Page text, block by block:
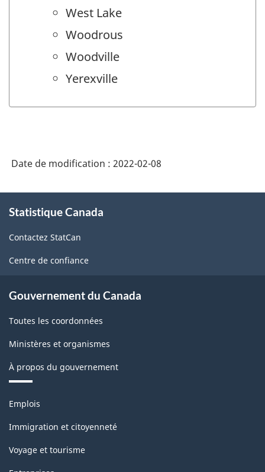
West Lake
Woodrous
Woodville
Yerexville
Date de modification : 2022-02-08
propos
ce
site
Statistique Canada
Contactez StatCan
Centre de confiance
Gouvernement du Canada
Toutes les coordonnées
Ministères et organismes
À propos du gouvernement
Thèmes
sujets
Emplois
Immigration et citoyenneté
Voyage et tourisme